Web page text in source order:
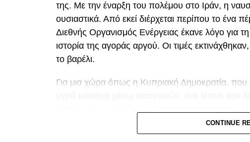
της. Με την έναρξη του πολέμου στο Ιράν, η
ουσιαστικά. Από εκεί διέρχεται περίπου το ένα
Διεθνής Οργανισμός Ενέργειας έκανε λόγο για
ιστορία της αγοράς αργού. Οι τιμές
το βαρέλι.
Για μια χώρα όπως η Κυπριακή Δημοκρατία, που
καθημερινό καλάθι του νοικοκυριού. Οι μικρές
εισαγωγές είναι εκείνες που εκτίθενται πρώτες
CONTINUE